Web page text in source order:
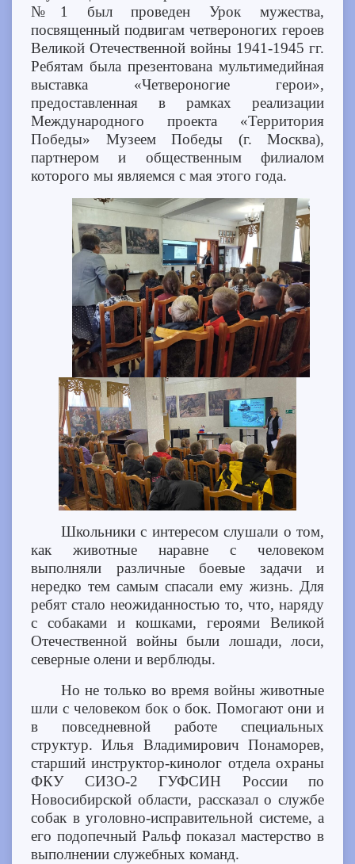
№1 был проведен Урок мужества,
посвященный подвигам четвероногих героев
Великой Отечественной войны 1941-1945 гг.
Ребятам была презентована мультимедийная
выставка «Четвероногие герои»,
предоставленная в рамках реализации
Международного проекта «Территория
Победы» Музеем Победы (г. Москва),
партнером и общественным филиалом
которого мы являемся с мая этого года.
Школьники с интересом слушали о том,
как животные наравне с человеком
выполняли различные боевые задачи и
нередко тем самым спасали ему жизнь. Для
ребят стало неожиданностью то, что, наряду
с собаками и кошками, героями Великой
Отечественной войны были лошади, лоси,
северные олени и верблюды.
Но не только во время войны животные
шли с человеком бок о бок. Помогают они и
в повседневной работе специальных
структур. Илья Владимирович Понаморев,
старший инструктор-кинолог отдела охраны
ФКУ СИЗО-2 ГУФСИН России по
Новосибирской области, рассказал о службе
собак в уголовно-исправительной системе, а
его подопечный Ральф показал мастерство в
выполнении служебных команд.